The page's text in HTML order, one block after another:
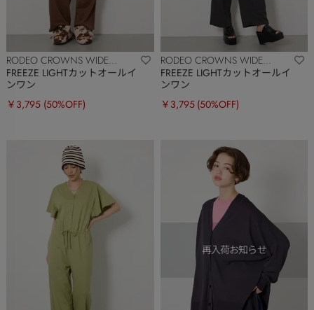
RODEO CROWNS WIDE
BOWL
FREEZE LIGHTカットオールイ
ンワン
￥3,795 (50%OFF)
RODEO CROWNS WIDE
BOWL
FREEZE LIGHTカットオールイ
ンワン
￥3,795 (50%OFF)